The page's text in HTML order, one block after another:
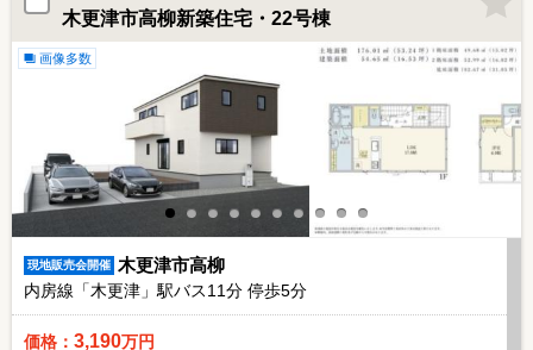
木更津市高柳新築住宅・22号棟
画像多数
現地販売会開催 木更津市高柳
内房線「木更津」駅バス11分 停歩5分
価格： 3,190万円